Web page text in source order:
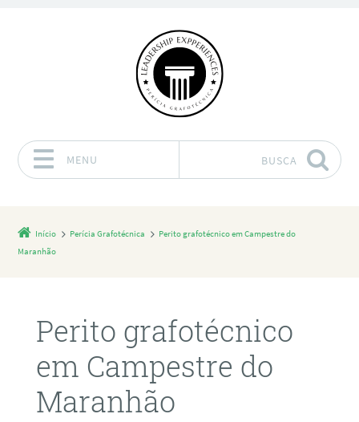
MENU BUSCA
Início Perícia Grafotécnica
Perito grafotécnico em Campestre do
Maranhão
Perito grafotécnico
em Campestre do
Maranhão